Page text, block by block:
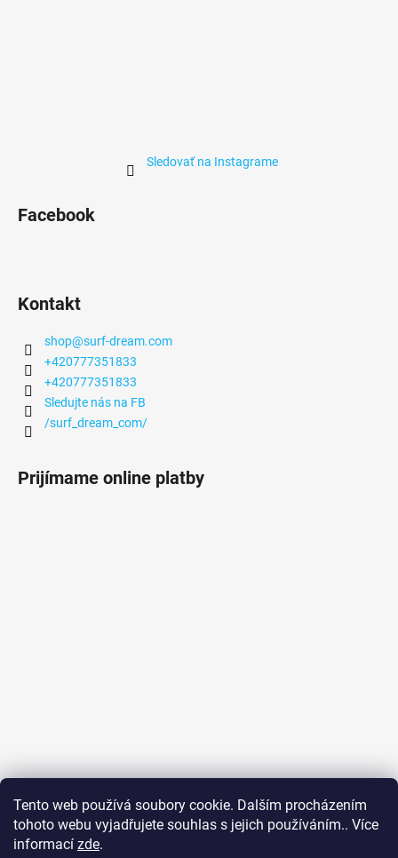
Tento web používá soubory cookie. Dalším procházením
tohoto webu vyjadřujete souhlas s jejich používáním.. Více
informací zde.
Sledovať na Instagrame
Facebook
Kontakt
shop@surf-dream.com
+420777351833
+420777351833
Sledujte nás na FB
/surf_dream_com/
Prijímame online platby
Ubytování na Fuerteventuře